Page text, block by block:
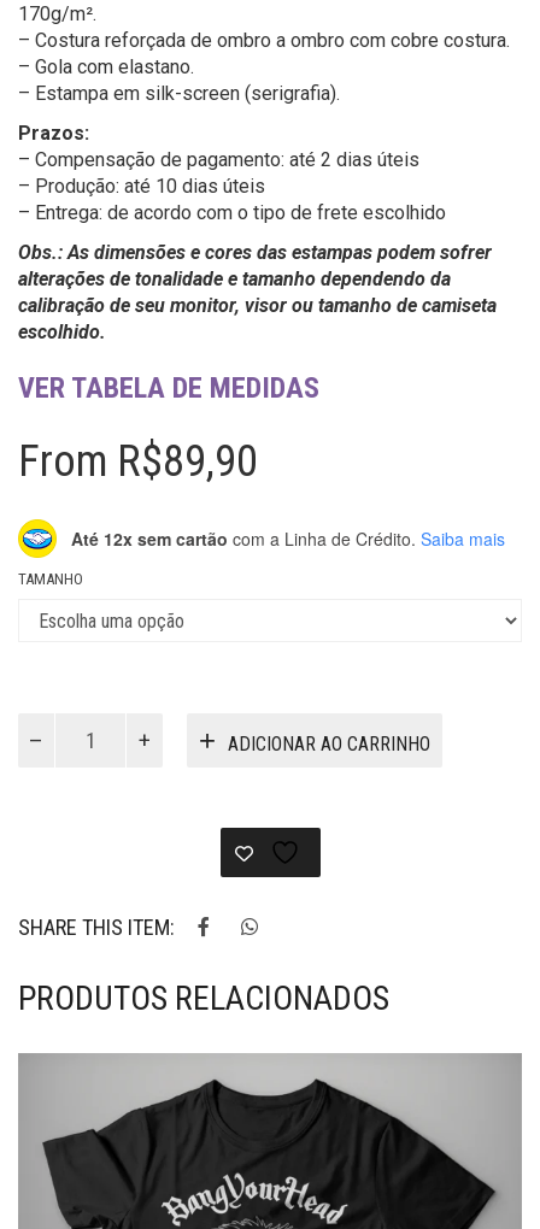
170g/m².
– Costura reforçada de ombro a ombro com cobre costura.
– Gola com elastano.
– Estampa em silk-screen (serigrafia).
Prazos:
– Compensação de pagamento: até 2 dias úteis
– Produção: até 10 dias úteis
– Entrega: de acordo com o tipo de frete escolhido
Obs.: As dimensões e cores das estampas podem sofrer
alterações de tonalidade e tamanho dependendo da
calibração de seu monitor, visor ou tamanho de camiseta
escolhido.
VER TABELA DE MEDIDAS
From R$89,90
Até 12x sem cartão com a Linha de Crédito. Saiba mais
TAMANHO
ADICIONAR AO CARRINHO
SHARE THIS ITEM:
PRODUTOS RELACIONADOS